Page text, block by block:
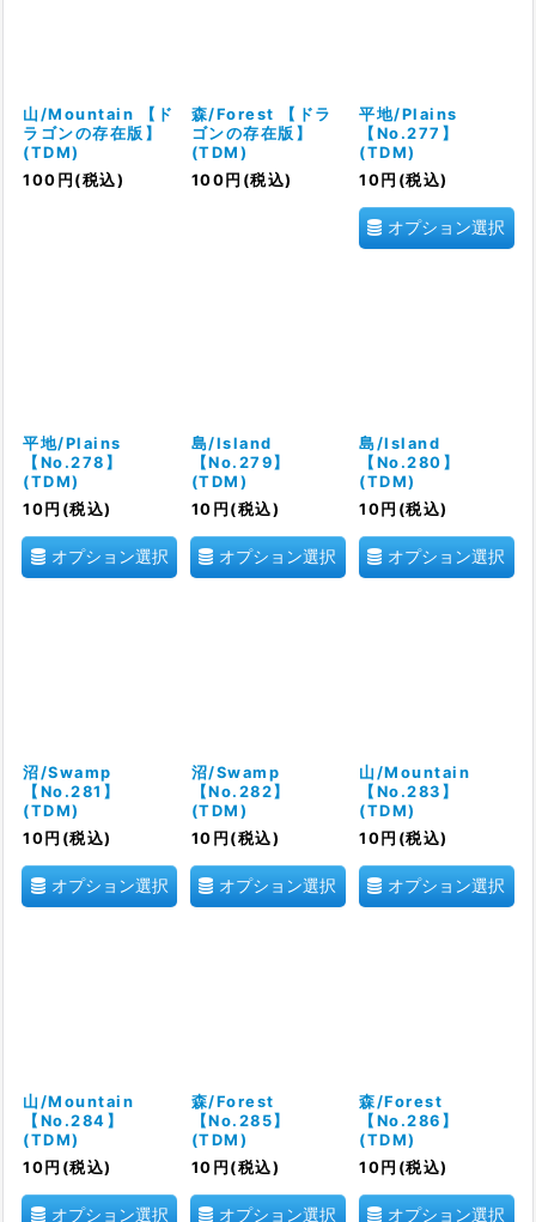
山/Mountain 【ド
ラゴンの存在版】
(TDM)
100 円 (税込)
森/Forest 【ドラ
ゴンの存在版】
(TDM)
100 円 (税込)
平地/Plains
【No.277】
(TDM)
10 円 (税込)
オプション選択
平地/Plains
【No.278】
(TDM)
10 円 (税込)
オプション選択
島/Island
【No.279】
(TDM)
10 円 (税込)
オプション選択
島/Island
【No.280】
(TDM)
10 円 (税込)
オプション選択
沼/Swamp
【No.281】
(TDM)
10 円 (税込)
オプション選択
沼/Swamp
【No.282】
(TDM)
10 円 (税込)
オプション選択
山/Mountain
【No.283】
(TDM)
10 円 (税込)
オプション選択
山/Mountain
【No.284】
(TDM)
10 円 (税込)
オプション選択
森/Forest
【No.285】
(TDM)
10 円 (税込)
オプション選択
森/Forest
【No.286】
(TDM)
10 円 (税込)
オプション選択